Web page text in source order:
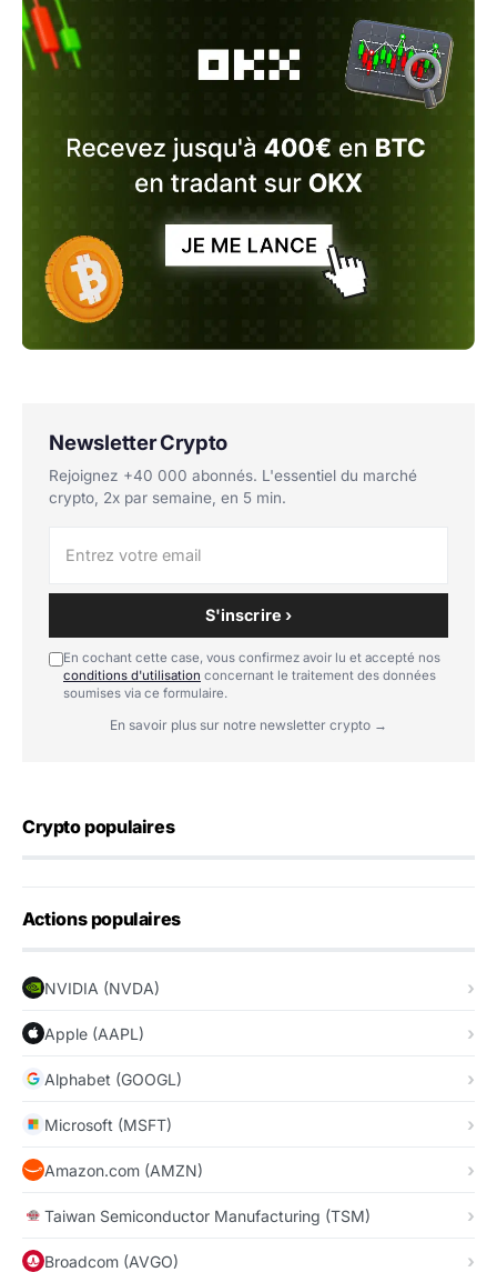
Newsletter Crypto
Rejoignez +40 000 abonnés. L'essentiel du marché
crypto, 2x par semaine, en 5 min.
S'inscrire ›
En cochant cette case, vous confirmez avoir lu et accepté nos
conditions d'utilisation concernant le traitement des données
soumises via ce formulaire.
En savoir plus sur notre newsletter crypto →
Crypto populaires
Actions populaires
NVIDIA (NVDA)
Apple (AAPL)
Alphabet (GOOGL)
Microsoft (MSFT)
Amazon.com (AMZN)
Taiwan Semiconductor Manufacturing (TSM)
Broadcom (AVGO)